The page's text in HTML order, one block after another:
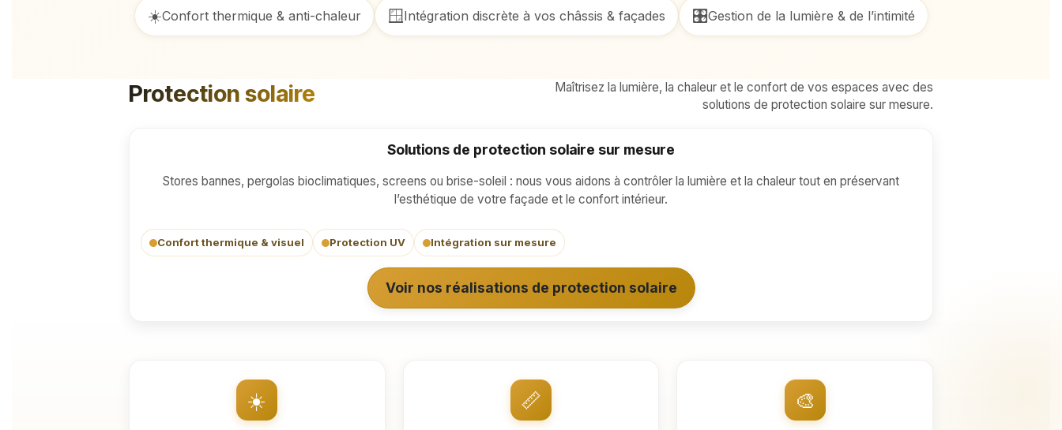
☀️Confort thermique & anti-chaleur 🪟 Intégration discrète à vos châssis & façades 🎛️Gestion de la lumière & de l’intimité
Protection solaire
Maîtrisez la lumière, la chaleur et le confort de vos espaces avec des
solutions de protection solaire sur mesure.
Solutions de protection solaire sur mesure
Stores bannes, pergolas bioclimatiques, screens ou brise-soleil : nous vous aidons à contrôler la lumière et la chaleur tout en préservant
l’esthétique de votre façade et le confort intérieur.
Confort thermique & visuel Protection UV Intégration sur mesure
Voir nos réalisations de protection solaire
☀️ 📏 🎨